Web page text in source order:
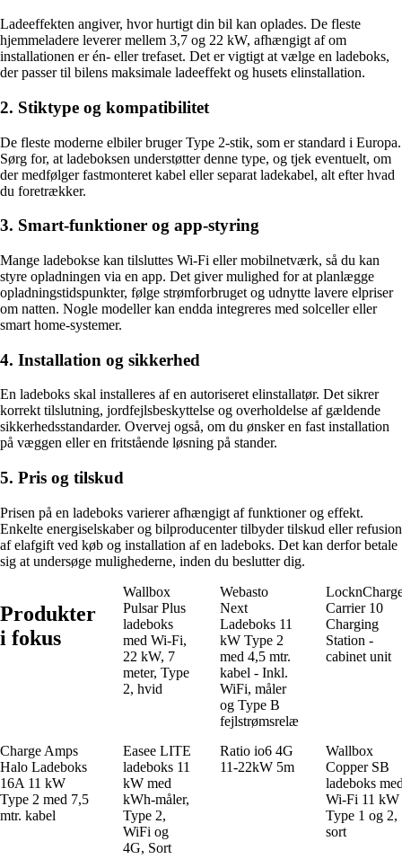
Ladeeffekten angiver, hvor hurtigt din bil kan oplades. De fleste
hjemmeladere leverer mellem 3,7 og 22 kW, afhængigt af om
installationen er én- eller trefaset. Det er vigtigt at vælge en ladeboks,
der passer til bilens maksimale ladeeffekt og husets elinstallation.
2. Stiktype og kompatibilitet
De fleste moderne elbiler bruger Type 2-stik, som er standard i Europa.
Sørg for, at ladeboksen understøtter denne type, og tjek eventuelt, om
der medfølger fastmonteret kabel eller separat ladekabel, alt efter hvad
du foretrækker.
3. Smart-funktioner og app-styring
Mange ladebokse kan tilsluttes Wi-Fi eller mobilnetværk, så du kan
styre opladningen via en app. Det giver mulighed for at planlægge
opladningstidspunkter, følge strømforbruget og udnytte lavere elpriser
om natten. Nogle modeller kan endda integreres med solceller eller
smart home-systemer.
4. Installation og sikkerhed
En ladeboks skal installeres af en autoriseret elinstallatør. Det sikrer
korrekt tilslutning, jordfejlsbeskyttelse og overholdelse af gældende
sikkerhedsstandarder. Overvej også, om du ønsker en fast installation
på væggen eller en fritstående løsning på stander.
5. Pris og tilskud
Prisen på en ladeboks varierer afhængigt af funktioner og effekt.
Enkelte energiselskaber og bilproducenter tilbyder tilskud eller refusion
af elafgift ved køb og installation af en ladeboks. Det kan derfor betale
sig at undersøge mulighederne, inden du beslutter dig.
Produkter
i fokus
Wallbox
Pulsar Plus
ladeboks
med Wi-Fi,
22 kW, 7
meter, Type
2, hvid
Webasto
Next
Ladeboks 11
kW Type 2
med 4,5 mtr.
kabel - Inkl.
WiFi, måler
og Type B
fejlstrømsrelæ
Carrier 10
Charging
Station -
cabinet unit
Charge Amps
Halo Ladeboks
16A 11 kW
Type 2 med 7,5
mtr. kabel
Easee LITE
ladeboks 11
kW med
kWh-måler,
Type 2,
WiFi og
4G, Sort
Ratio io6 4G
11-22kW 5m
Wallbox
Copper SB
ladeboks
Wi-Fi 11 kW
Type 1 og 2,
sort